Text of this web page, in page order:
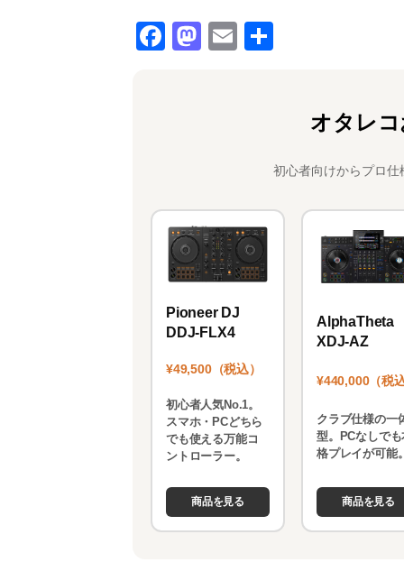
F
o
k
M
n
E
オタレ
初心者向けからプロ
Pioneer DJ
DDJ-FLX4
¥49,500（税込）
初心者人気No.1。
スマホ・PCどちら
でも使える万能コ
ントローラー。
商品を見る
AlphaTheta
XDJ-AZ
¥440,000（税
クラブ仕様の一
型。PCなしでも
格プレイが可能
商品を見る